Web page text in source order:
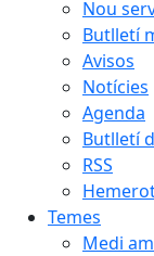
Nou
Butlletí
Avisos
Notícies
Agenda
Butlletí
RSS
Temes
Medi